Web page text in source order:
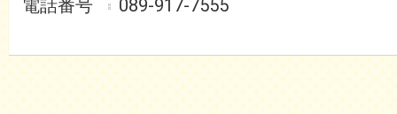
089-917-7555